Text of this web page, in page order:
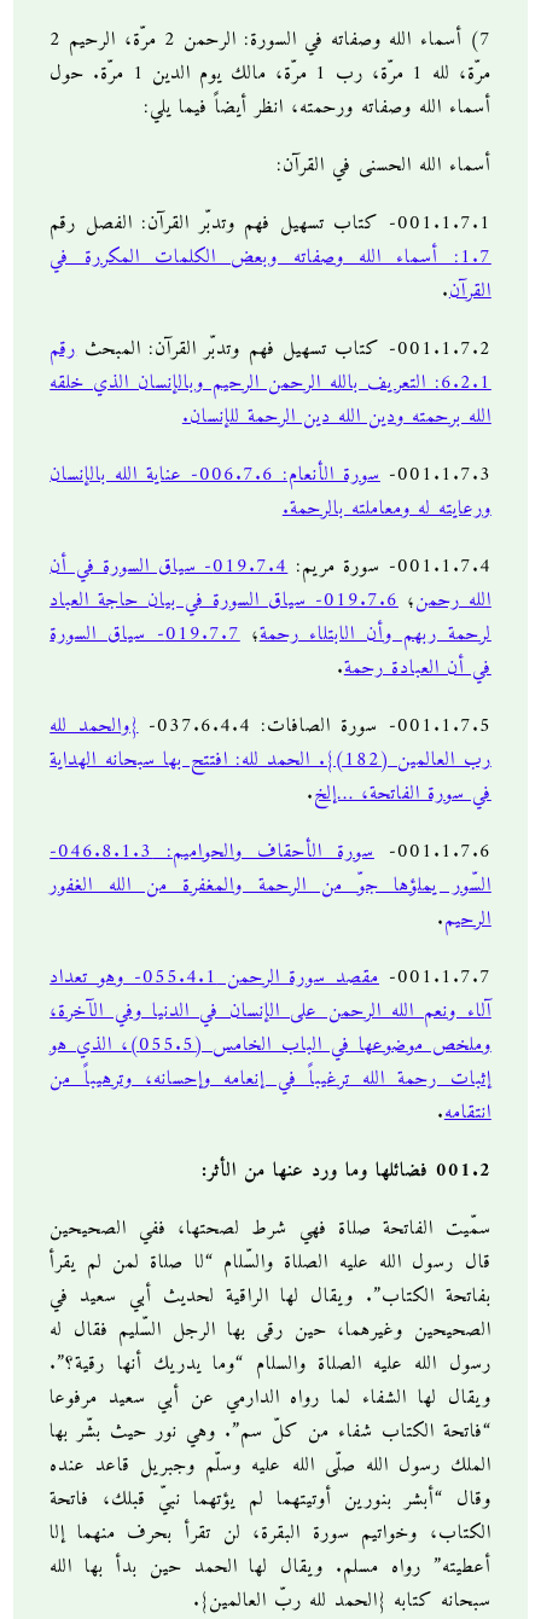
7) أسماء الله وصفاته في السورة: الرحمن 2 مرّة، الرحيم 2
مرّة، لله 1 مرّة، رب 1 مرّة، مالك يوم الدين 1 مرّة. حول
أسماء الله وصفاته ورحمته، انظر أيضاً فيما يلي:
أسماء الله الحسنى في القرآن:
001.1.7.1- كتاب تسهيل فهم وتدبّر القرآن: الفصل رقم
1.7: أسماء الله وصفاته وبعض الكلمات المكررة في
القرآن.
001.1.7.2- كتاب تسهيل فهم وتدبّر القرآن: المبحث
رقم
6.2.1: التعريف بالله الرحمن الرحيم وبالإنسان الذي خلقه
الله برحمته ودين الله دين الرحمة للإنسان.
001.1.7.3-
سورة الأنعام: 006.7.6- عناية الله بالإنسان
ورعايته له ومعاملته بالرحمة.
001.1.7.4- سورة مريم:
019.7.4- سياق السورة في أن
الله رحمن؛
019.7.6- سياق السورة في بيان حاجة العباد
لرحمة ربهم وأن الابتلاء رحمة؛
019.7.7- سياق السورة
في أن العبادة رحمة.
001.1.7.5- سورة الصافات: 037.6.4.4-
{والحمد لله
رب العالمين (182)}. الحمد لله: افتتح بها سبحانه الهداية
في سورة الفاتحة، …إلخ.
001.1.7.6-
سورة الأحقاف والحواميم: 046.8.1.3-
السّور يملؤها جوّ من الرحمة والمغفرة من الله الغفور
الرحيم.
001.1.7.7-
مقصد سورة الرحمن 055.4.1- وهو تعداد
آلاء ونعم الله الرحمن على الإنسان في الدنيا وفي الآخرة،
وملخص موضوعها في الباب الخامس (055.5)، الذي هو
إثبات رحمة الله ترغيباً في إنعامه وإحسانه، وترهيباً من
انتقامه.
001.2 فضائلها وما ورد عنها من الأثر:
سمّيت الفاتحة صلاة فهي شرط لصحتها، ففي الصحيحين
قال رسول الله عليه الصلاة والسّلام “لا صلاة لمن لم يقرأ
بفاتحة الكتاب”. ويقال لها الراقية لحديث أبي سعيد في
الصحيحين وغيرهما، حين رقى بها الرجل السّليم فقال له
رسول الله عليه الصلاة والسلام “وما يدريك أنها رقية؟”.
ويقال لها الشفاء لما رواه الدارمي عن أبي سعيد مرفوعا
“فاتحة الكتاب شفاء من كلّ سم”. وهي نور حيث بشّر بها
الملك رسول الله صلّى الله عليه وسلّم وجبريل قاعد عنده
وقال “أبشر بنورين أوتيتهما لم يؤتهما نبيّ قبلك، فاتحة
الكتاب، وخواتيم سورة البقرة، لن تقرأ بحرف منهما إلا
أعطيته” رواه مسلم. ويقال لها الحمد حين بدأ بها الله
سبحانه كتابه {الحمد لله ربّ العالمين}.